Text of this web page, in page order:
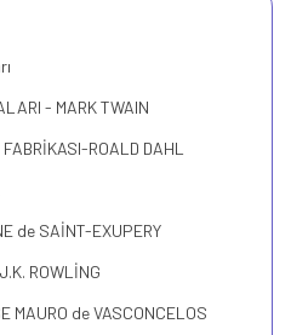
- MARK TWAIN
ROALD DAHL
de SAİNT-EXUPERY
ROWLİNG
MAURO de VASCONCELOS